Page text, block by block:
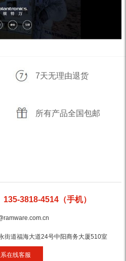
7天无理由退货
所有产品全国包邮
3818-4514（手机）
街道福海大道24号中阳商务大厦510室
在线客服